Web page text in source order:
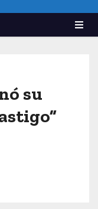
su